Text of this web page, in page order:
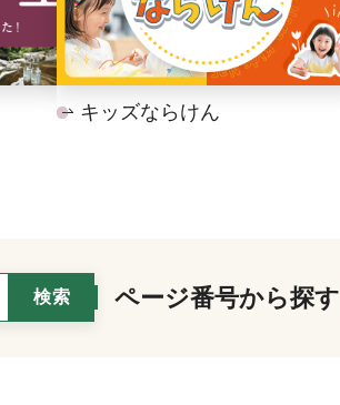
キッズならけん
ページ番号から探す